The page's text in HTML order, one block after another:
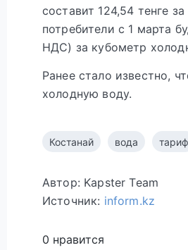
составит 124,54 тенге
потребители с 1 марта
НДС) за кубометр
Ранее стало известно,
холодную воду.
Костанай вода тариф
Автор: Kapster Team
Источник: inform.kz
0 нравится